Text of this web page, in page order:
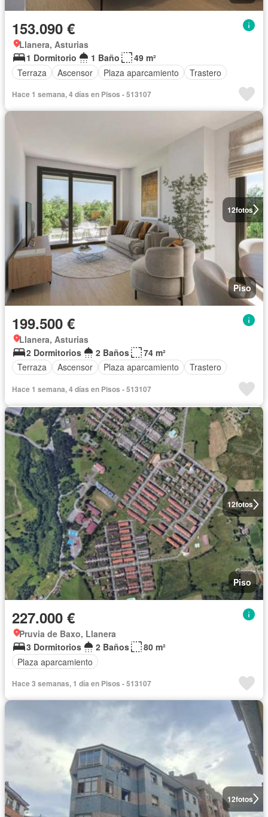
153.090 €
Llanera, Asturias
1 Dormitorio
1 Baño
49 m²
Terraza
Ascensor Plaza aparcamiento Trastero
Hace 1 semana, 4 días en Pisos - 513107
12fotos
Piso
199.500 €
Llanera, Asturias
2 Dormitorios
2 Baños
74 m²
Terraza
Ascensor Plaza aparcamiento Trastero
Hace 1 semana, 4 días en Pisos - 513107
12fotos
Piso
227.000 €
Pruvia de Baxo, Llanera
3 Dormitorios
2 Baños
80 m²
Plaza aparcamiento
Hace 3 semanas, 1 día en Pisos - 513107
12fotos